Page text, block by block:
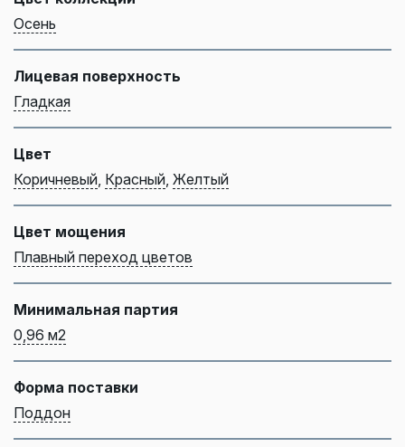
Осень
Лицевая поверхность
Гладкая
Цвет
Коричневый Красный Желтый
Цвет мощения
Плавный переход цветов
Минимальная партия
0,96 м2
Форма поставки
Поддон